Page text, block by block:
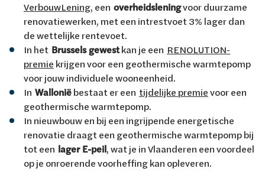
VerbouwLening, een overheidsleningvoor duurzame
renovatiewerken, met een intrestvoet 3% lager dan
de wettelijke rentevoet.
In het Brussels gewestkan je een RENOLUTION-
premie krijgen voor een geothermische warmtepomp
voor jouw individuele wooneenheid.
In Walloniëbestaat er een tijdelijke premievoor een
geothermische warmtepomp.
In nieuwbouw en bij een ingrijpende energetische
renovatie draagt een geothermische warmtepomp bij
tot een lager E-peil, wat je in Vlaanderen een voordeel
op je onroerende voorheffing kan opleveren.